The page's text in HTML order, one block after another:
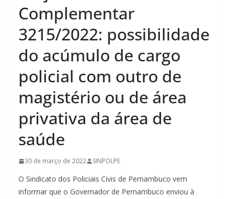
Complementar
3215/2022: possibilidade
do acúmulo de cargo
policial com outro de
magistério ou de área
privativa da área de
saúde
30 de março de 2022 SINPOLPE
O Sindicato dos Policiais Civis de Pernambuco vem
informar que o Governador de Pernambuco enviou à